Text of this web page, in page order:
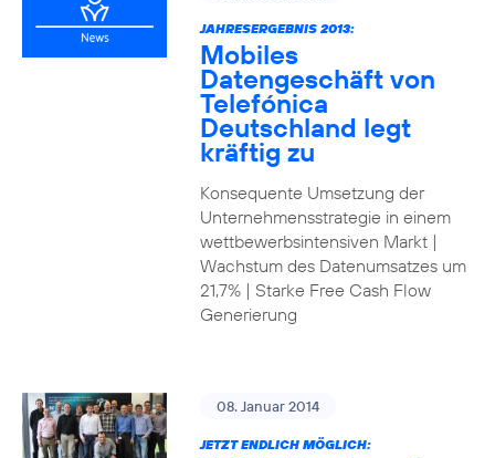
JAHRESERGEBNIS 2013:
Mobiles
Datengeschäft von
Telefónica
Deutschland legt
kräftig zu
Konsequente Umsetzung der
Unternehmensstrategie in einem
wettbewerbsintensiven Markt |
Wachstum des Datenumsatzes um
21,7% | Starke Free Cash Flow
Generierung
08. Januar 2014
JETZT ENDLICH MÖGLICH: